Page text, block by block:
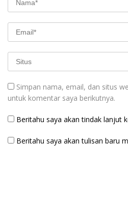
Simpan nama, email, dan situs
untuk komentar saya berikutnya.
Beritahu saya akan tindak lanjut
Beritahu saya akan tulisan baru